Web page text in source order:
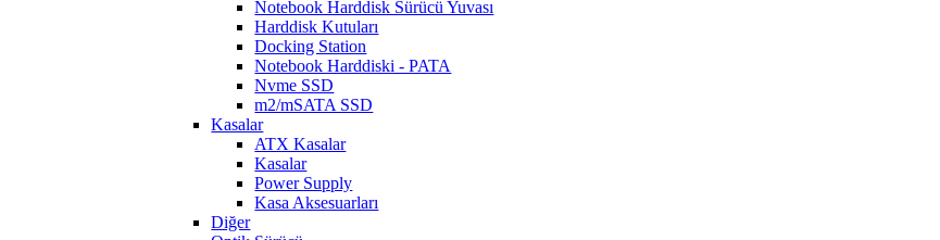
Notebook Harddisk Sürücü Yuvası
Harddisk Kutuları
Docking Station
Notebook Harddiski - PATA
Nvme SSD
m2/mSATA SSD
Kasalar
ATX Kasalar
Kasalar
Power Supply
Kasa Aksesuarları
Diğer